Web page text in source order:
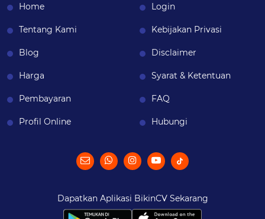
Home
Tentang Kami
Blog
Harga
Pembayaran
Profil Online
Login
Kebijakan Privasi
Disclaimer
Syarat & Ketentuan
FAQ
Hubungi
Dapatkan Aplikasi BikinCV Sekarang